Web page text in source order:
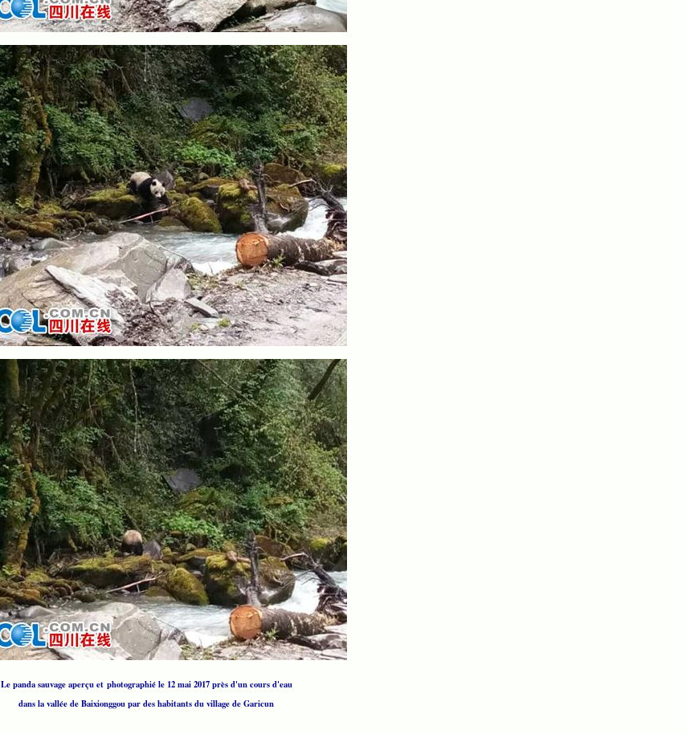
Le panda sauvage aperçu et photographié le 12 mai 2017 près d'un cours d'eau
dans la vallée de Baixionggou par des habitants du village de Garicun